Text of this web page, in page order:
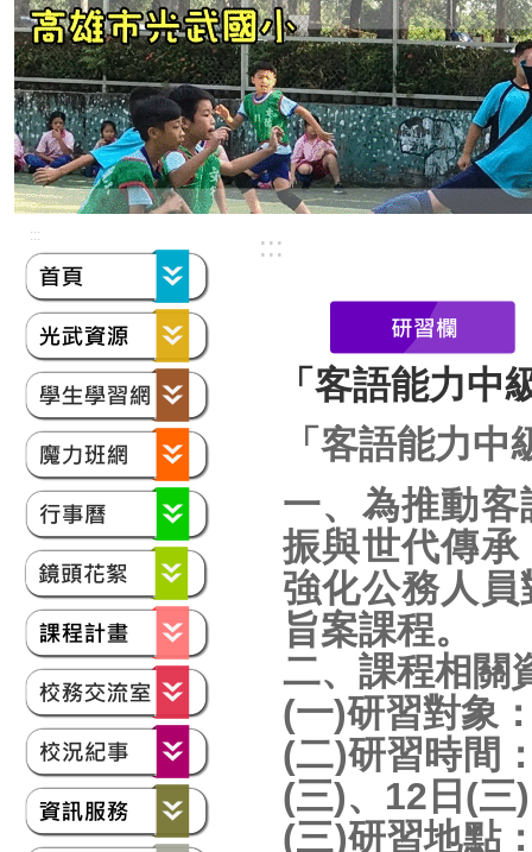
::: :::
「客語能力中
「客語能力
一、為推動
振與世代傳
強化公務人
旨案課程。
二、課程相關
(一)研習對象
(二)研習時間
(三)、12日(三
(三)研習地點